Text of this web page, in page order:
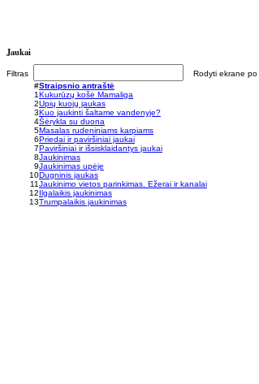
Jaukai
Filtras
Rodyti ekrane po
#Straipsnio antraštė
1Kukurūzų košė Mamaliga
2Upių kuojų jaukas
3Kuo jaukinti šaltame vandenyje?
4Šėrykla su duona
5Masalas rudeniniams karpiams
6Priedai ir paviršiniai jaukai
7Paviršiniai ir išsisklaidantys jaukai
8Jaukinimas
9Jaukinimas upėje
10Dugninis jaukas
11Jaukinimo vietos parinkimas. Ežerai ir kanalai
12Ilgalaikis jaukinimas
13Trumpalaikis jaukinimas